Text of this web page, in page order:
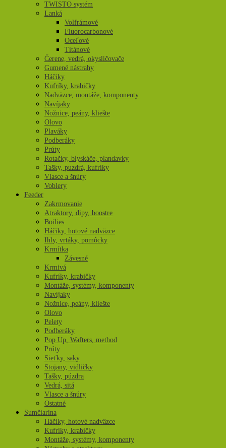
TWISTO systém
Lanká
Volfrámové
Fluorocarbonové
Oceľové
Titánové
Čerene, vedrá, okysličovače
Gumené nástrahy
Háčiky
Kufríky, krabičky
Nadväzce, montáže, komponenty
Navíjaky
Nožnice, peány, kliešte
Olovo
Plaváky
Podberáky
Prúty
Rotačky, blyskáče, plandavky
Tašky, puzdrá, kufríky
Vlasce a šnúry
Voblery
Feeder
Zakrmovanie
Atraktory, dipy, boostre
Boilies
Háčiky, hotové nadväzce
Ihly, vrtáky, pomôcky
Krmítka
Závesné
Krmivá
Kufríky, krabičky
Montáže, systémy, komponenty
Navíjaky
Nožnice, peány, kliešte
Olovo
Pelety
Podberáky
Pop Up, Wafters, method
Prúty
Sieťky, saky
Stojany, vidličky
Tašky, púzdra
Vedrá, sitá
Vlasce a šnúry
Ostatné
Sumčiarina
Háčiky, hotové nadväzce
Kufríky, krabičky
Montáže, systémy, komponenty